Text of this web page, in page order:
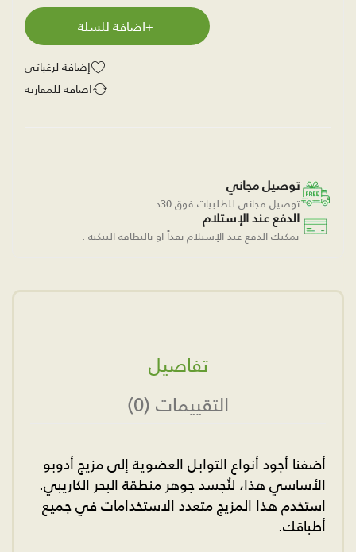
اضافة للسلة
إضافة لرغباتي
اضافة للمقارنة
توصيل مجاني
توصيل مجاني للطلبيات فوق 30د
الدفع عند الإستلام
يمكنك الدفع عند الإستلام نقداً او بالبطاقة البنكية .
تفاصيل
التقييمات (0)
أضفنا أجود أنواع التوابل العضوية إلى مزيج أدوبو
الأساسي هذا، لنُجسد جوهر منطقة البحر الكاريبي.
استخدم هذا المزيج متعدد الاستخدامات في جميع
أطباقك.